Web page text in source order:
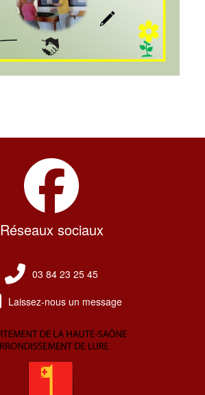
Réseaux sociaux
03 84 23 25 45
Laissez-nous un message